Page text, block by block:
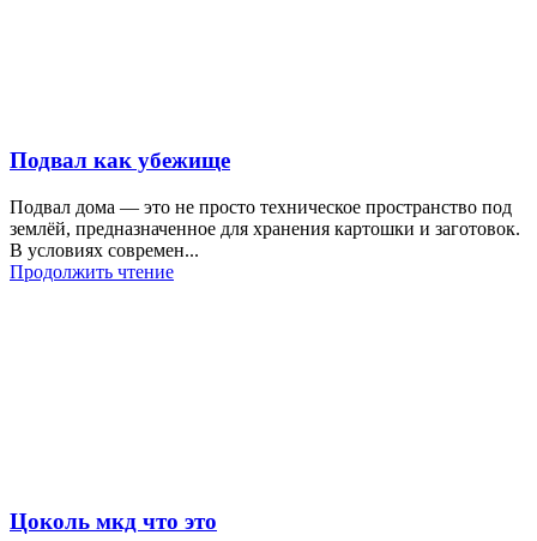
Подвал как убежище
Подвал дома — это не просто техническое пространство под
землёй, предназначенное для хранения картошки и заготовок.
В условиях современ...
Продолжить чтение
Цоколь мкд что это